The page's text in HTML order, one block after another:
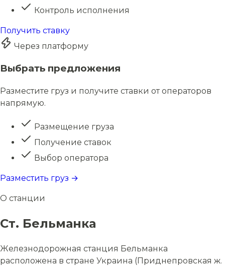
Контроль исполнения
Получить ставку
Через платформу
Выбрать предложения
Разместите груз и получите ставки от операторов
напрямую.
Размещение груза
Получение ставок
Выбор оператора
Разместить груз →
О станции
Ст. Бельманка
Железнодорожная станция Бельманка
расположена в стране Украина (Приднепровская ж.